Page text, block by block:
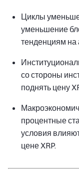
Циклы
уменьшение
тенденциям на
со стороны
поднять цену
процентные
условия
цене XRP.